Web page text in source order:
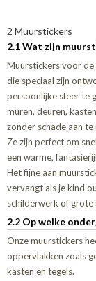
2 Muurstickers
2.1 Wat zijn
Muurstickers voor
die speciaal zijn
persoonlijke sfeer te
muren, deuren,
zonder schade aan te
Ze zijn perfect om
een warme,
Het fijne aan
vervangt als je kind
schilderwerk of grote
2.2 Op welke
Onze muurstickers
oppervlakken zoals
kasten en tegels.